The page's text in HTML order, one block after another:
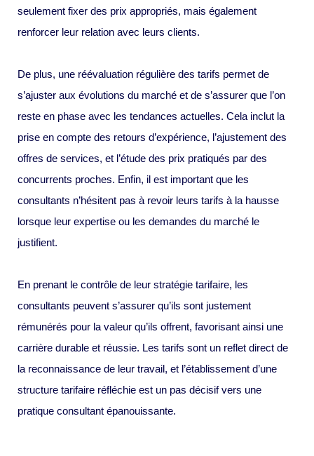
seulement fixer des prix appropriés, mais également
renforcer leur relation avec leurs clients.
De plus, une réévaluation régulière des tarifs permet de
s’ajuster aux évolutions du marché et de s’assurer que l’on
reste en phase avec les tendances actuelles. Cela inclut la
prise en compte des retours d’expérience, l’ajustement des
offres de services, et l’étude des prix pratiqués par des
concurrents proches. Enfin, il est important que les
consultants n’hésitent pas à revoir leurs tarifs à la hausse
lorsque leur expertise ou les demandes du marché le
justifient.
En prenant le contrôle de leur stratégie tarifaire, les
consultants peuvent s’assurer qu’ils sont justement
rémunérés pour la valeur qu’ils offrent, favorisant ainsi une
carrière durable et réussie. Les tarifs sont un reflet direct de
la reconnaissance de leur travail, et l’établissement d’une
structure tarifaire réfléchie est un pas décisif vers une
pratique consultant épanouissante.